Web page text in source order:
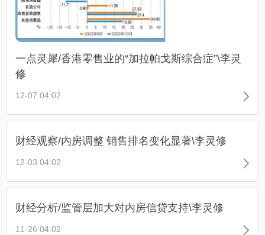
一点灵犀/香港零售业的“加拉帕戈斯综合症”\李灵
修
12-07 04:02
财经观察/内房调整 销售排名变化显著\李灵修
12-03 04:02
财经分析/监管层加大对内房信贷支持\李灵修
11-26 04:02